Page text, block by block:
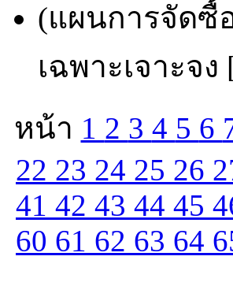
(แผนการจัดซื้
เฉพาะเจาะจ
หน้า 1 2 3 4 5 6
22 23 24 25 26
41 42 43 44 45
60 61 62 63 64